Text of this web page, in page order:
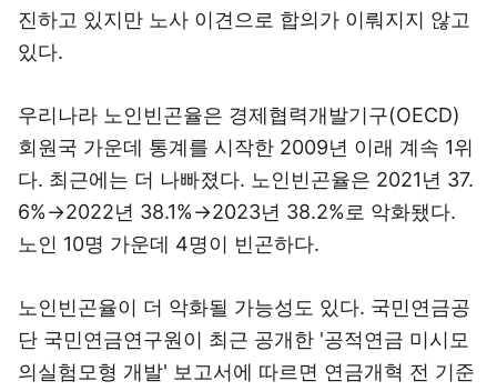
진하고 있지만 노사 이견으로 합의가 이뤄지지 않고
있다.
우리나라 노인빈곤율은 경제협력개발기구(OECD)
회원국 가운데 통계를 시작한 2009년 이래 계속 1위
다. 최근에는 더 나빠졌다. 노인빈곤율은 2021년 37.
6%→2022년 38.1%→2023년 38.2%로 악화됐다.
노인 10명 가운데 4명이 빈곤하다.
노인빈곤율이 더 악화될 가능성도 있다. 국민연금공
단 국민연금연구원이 최근 공개한 '공적연금 미시모
의실험모형 개발' 보고서에 따르면 연금개혁 전 기준